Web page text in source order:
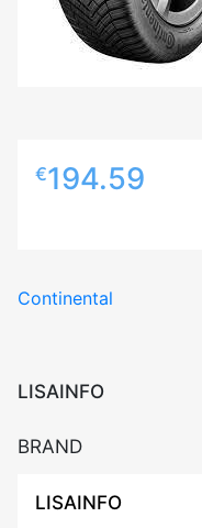
€194.59
Continental
LISAINFO
BRAND
LISAINFO